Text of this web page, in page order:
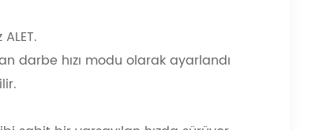
darbe hızı modu olarak ayarlandı